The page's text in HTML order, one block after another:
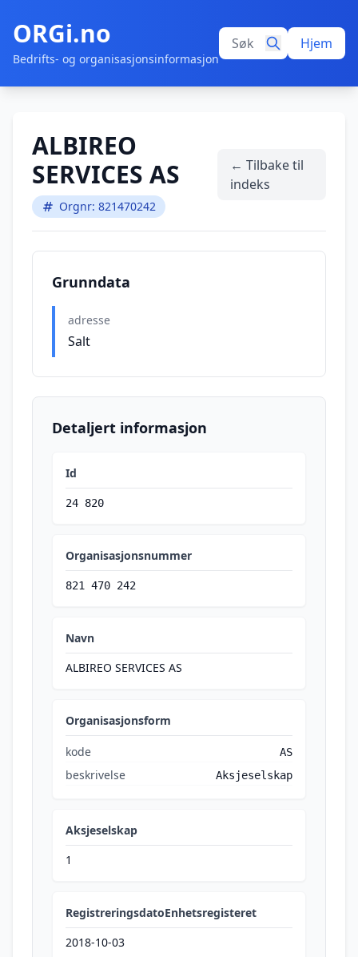
ORGi.no
Bedrifts- og organisasjonsinformasjon
Hjem
ALBIREO
SERVICES AS
Orgnr: 821470242
← Tilbake til
indeks
Grunndata
adresse
Salt
Detaljert informasjon
Id
24 820
Organisasjonsnummer
821 470 242
Navn
ALBIREO SERVICES AS
Organisasjonsform
kode AS
beskrivelse Aksjeselskap
Aksjeselskap
1
RegistreringsdatoEnhetsregisteret
2018-10-03